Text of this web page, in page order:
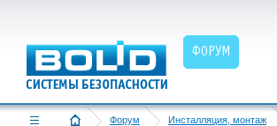
ФОРУМ
Форум Инсталляция, монтаж